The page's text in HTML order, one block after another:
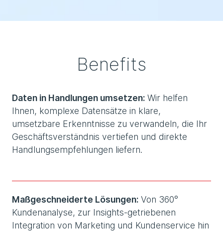
Benefits
Daten in Handlungen umsetzen: Wir helfen
Ihnen, komplexe Datensätze in klare,
umsetzbare Erkenntnisse zu verwandeln, die Ihr
Geschäftsverständnis vertiefen und direkte
Handlungsempfehlungen liefern.
Maßgeschneiderte Lösungen: Von 360°
Kundenanalyse, zur Insights-getriebenen
Integration von Marketing und Kundenservice hin